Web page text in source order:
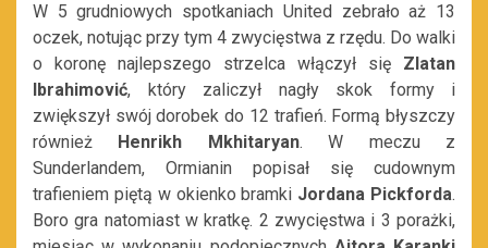
W 5 grudniowych spotkaniach United zebrało aż 13
oczek, notując przy tym 4 zwycięstwa z rzędu. Do walki
o koronę najlepszego strzelca włączył się Zlatan
Ibrahimović, który zaliczył nagły skok formy i
zwiększył swój dorobek do 12 trafień. Formą błyszczy
również
Henrikh Mkhitaryan. W meczu z
Sunderlandem, Ormianin popisał się cudownym
trafieniem piętą w okienko bramki Jordana Pickforda.
Boro gra natomiast w kratkę. 2 zwycięstwa i 3 porażki,